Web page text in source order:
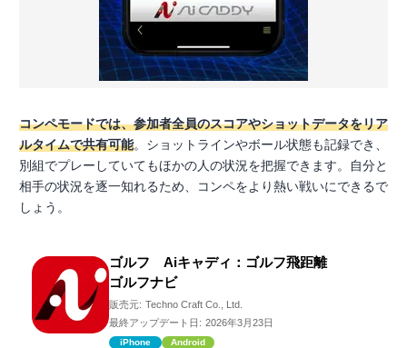
コンペモードでは、参加者全員のスコアやショットデータをリア
ルタイムで共有可能。ショットラインやボール状態も記録でき、
別組でプレーしていてもほかの人の状況を把握できます。自分と
相手の状況を逐一知れるため、コンペをより熱い戦いにできるで
しょう。
ゴルフ Aiキャディ：ゴルフ飛距離
ゴルフナビ
販売元: Techno Craft Co., Ltd.
最終アップデート日: 2026年3月23日
iPhone Android